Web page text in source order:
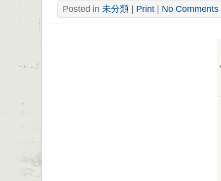
Posted in 未分類 | Print | No Comments